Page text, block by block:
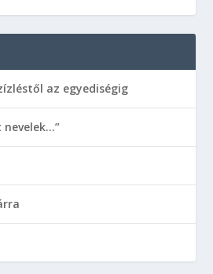
az egyediségig
nevelek…”